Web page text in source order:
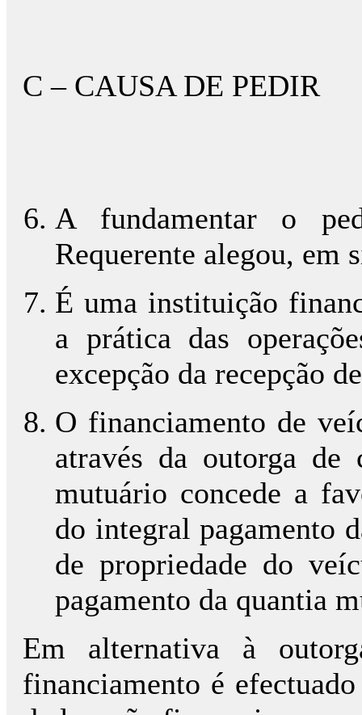
C – CAUSA DE PEDIR
A fundamentar o
Requerente alegou, em
É uma instituição
a prática das
excepção da recepção
O financiamento de
através da outorga
mutuário concede a
do integral pagamento
de propriedade do
pagamento da quantia
Em alternativa à
financiamento é